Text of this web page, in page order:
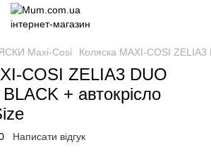
Maxi-Cosi Коляска MAXI-COSI ZELIA3
COSI ZELIA3 DUO
+ автокрісло
Написати відгук